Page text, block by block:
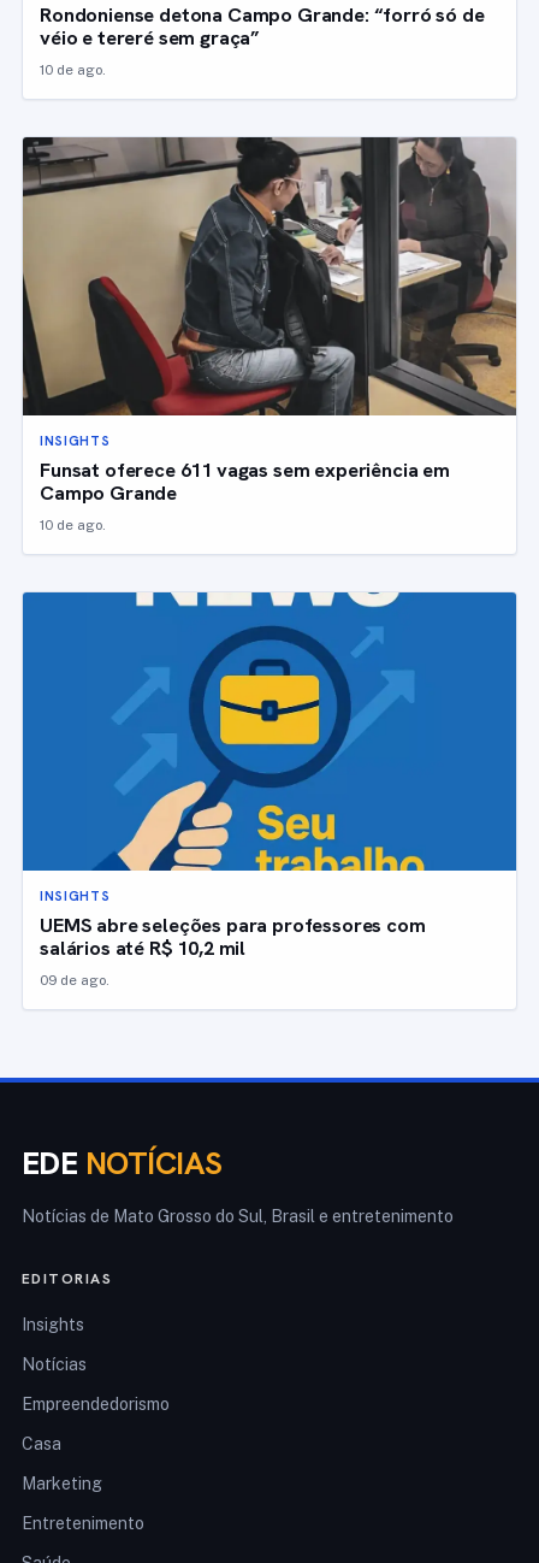
Rondoniense detona Campo Grande: “forró só de
véio e tereré sem graça”
10 de ago.
INSIGHTS
Funsat oferece 611 vagas sem experiência em
Campo Grande
10 de ago.
INSIGHTS
UEMS abre seleções para professores com
salários até R$ 10,2 mil
09 de ago.
EDE NOTÍCIAS
Notícias de Mato Grosso do Sul, Brasil e entretenimento
EDITORIAS
Insights
Notícias
Empreendedorismo
Casa
Marketing
Entretenimento